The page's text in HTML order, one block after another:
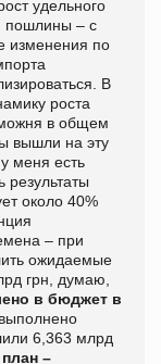
удельного
пошлины – с
изменения по
В
роста
в общем
вышли на эту
меня есть
результаты
около 40%
– при
ожидаемые
грн, думаю,
в бюджет в
6,363 млрд
–